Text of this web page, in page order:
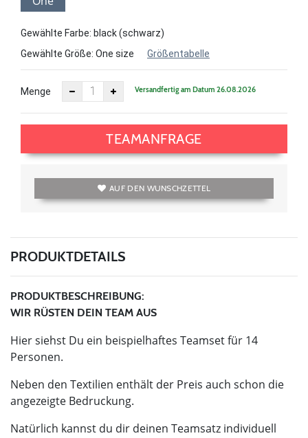
Gewählte Farbe: black (schwarz)
Gewählte Größe: One size Größentabelle
Menge Versandfertig am Datum 26.08.2026
TEAMANFRAGE
AUF DEN WUNSCHZETTEL
PRODUKTDETAILS
PRODUKTBESCHREIBUNG:
WIR RÜSTEN DEIN TEAM AUS
Hier siehst Du ein beispielhaftes Teamset für 14
Personen.
Neben den Textilien enthält der Preis auch schon die
angezeigte Bedruckung.
Natürlich kannst du dir deinen Teamsatz individuell